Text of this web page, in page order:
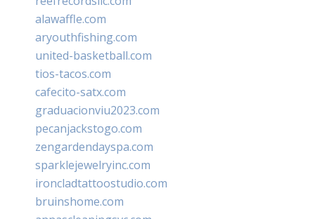
alawaffle.com
aryouthfishing.com
united-basketball.com
tios-tacos.com
cafecito-satx.com
graduacionviu2023.com
pecanjackstogo.com
zengardendayspa.com
sparklejewelryinc.com
ironcladtattoostudio.com
bruinshome.com